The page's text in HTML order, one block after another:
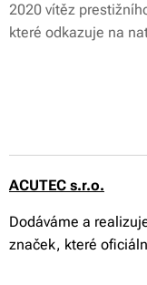
2020 vítěz
které odkazuje na
ACUTEC s.r.o.
Dodáváme a
značek, které